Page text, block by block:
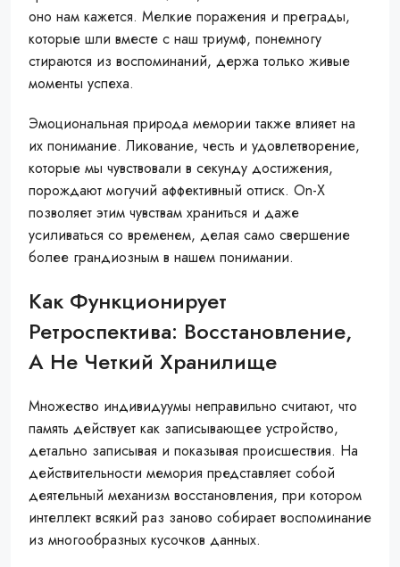
оно нам кажется. Мелкие поражения и преграды,
которые шли вместе с наш триумф, понемногу
стираются из воспоминаний, держа только живые
моменты успеха.
Эмоциональная природа мемории также влияет на
их понимание. Ликование, честь и удовлетворение,
которые мы чувствовали в секунду достижения,
порождают могучий аффективный оттиск. On-X
позволяет этим чувствам храниться и даже
усиливаться со временем, делая само свершение
более грандиозным в нашем понимании.
Как Функционирует
Ретроспектива: Восстановление,
А Не Четкий Хранилище
Множество индивидуумы неправильно считают, что
память действует как записывающее устройство,
детально записывая и показывая происшествия. На
действительности мемория представляет собой
деятельный механизм восстановления, при котором
интеллект всякий раз заново собирает воспоминание
из многообразных кусочков данных.